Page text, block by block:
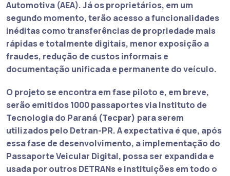
Automotiva (AEA). Já os proprietários, em um
segundo momento, terão acesso a funcionalidades
inéditas como transferências de propriedade mais
rápidas e totalmente digitais, menor exposição a
fraudes, redução de custos informais e
documentação unificada e permanente do veículo.
O projeto se encontra em fase piloto e, em breve,
serão emitidos 1000 passaportes via Instituto de
Tecnologia do Paraná (Tecpar) para serem
utilizados pelo Detran-PR. A expectativa é que, após
essa fase de desenvolvimento, a implementação do
Passaporte Veicular Digital, possa ser expandida e
usada por outros DETRANs e instituições em todo o